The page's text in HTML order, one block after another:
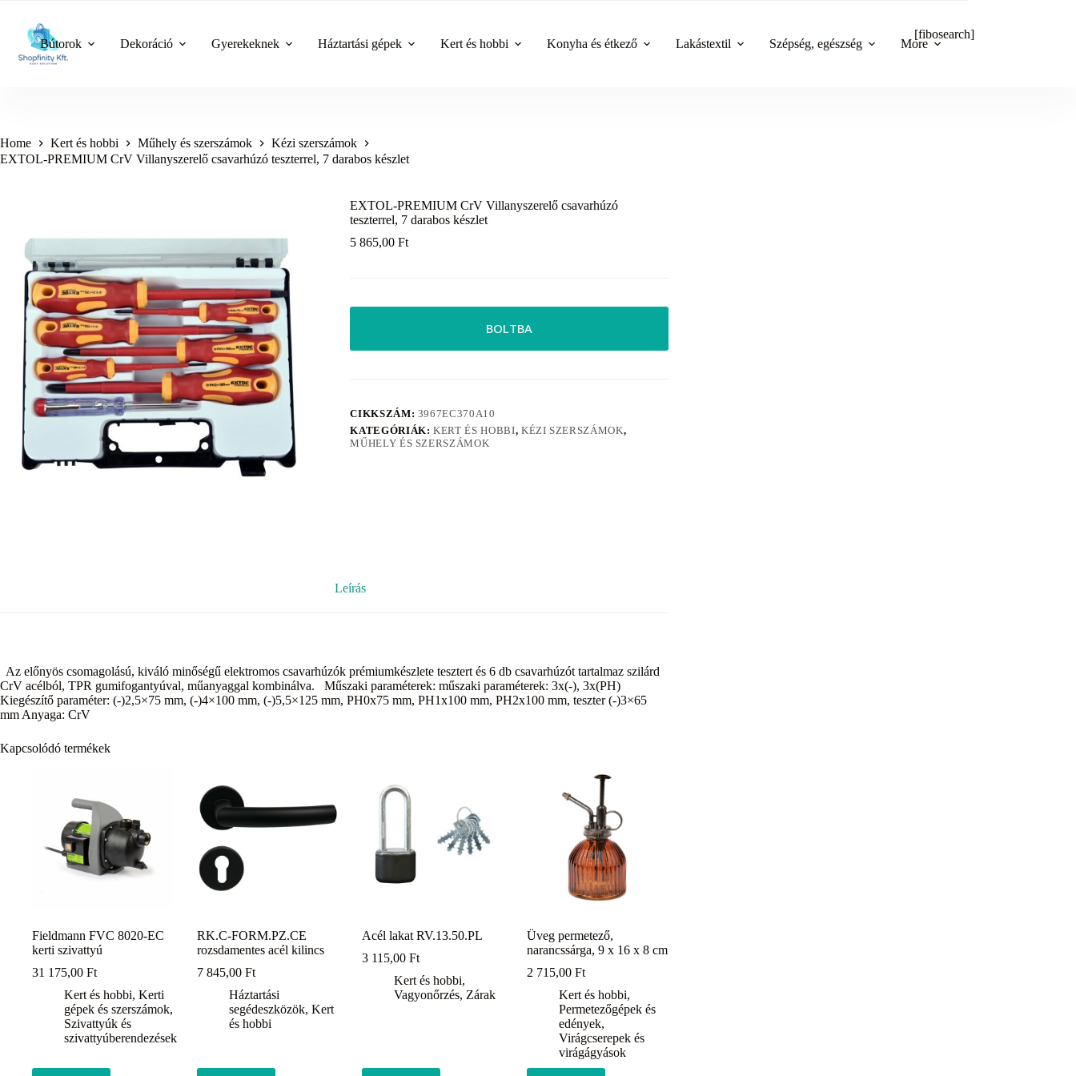
content
Bútorok Dekoráció Gyerekeknek Háztartási gépek Kert és hobbi Konyha és étkező Lakástextil Szépség, egészség More
[fibosearch]
Home Kert és hobbi Műhely és szerszámok
Kézi szerszámok
EXTOL-PREMIUM CrV Villanyszerelő csavarhúzó teszterrel, 7 darabos készlet
EXTOL-PREMIUM CrV Villanyszerelő csavarhúzó
teszterrel, 7 darabos készlet
5 865,00Ft
BOLTBA
CIKKSZÁM: 3967EC370A10
KATEGÓRIÁK:KERT ÉS HOBBI, KÉZI SZERSZÁMOK,
MŰHELY ÉS SZERSZÁMOK
Leírás
Az előnyös csomagolású, kiváló minőségű elektromos csavarhúzók prémiumkészlete tesztert és 6 db csavarhúzót tartalmaz szilárd
CrV acélból, TPR gumifogantyúval, műanyaggal kombinálva. Műszaki paraméterek: műszaki paraméterek: 3x(-), 3x(PH)
Kiegészítő paraméter: (-)2,5×75 mm, (-)4×100 mm, (-)5,5×125 mm, PH0x75 mm, PH1x100 mm, PH2x100 mm, teszter (-)3×65
mm Anyaga: CrV
Kapcsolódó termékek
Fieldmann FVC 8020-EC
kerti szivattyú
31 175,00 Ft
Kert és hobbi, Kerti
gépek és szerszámok,
Szivattyúk és
szivattyúberendezések
RK.C-FORM.PZ.CE
rozsdamentes acél kilincs
7 845,00Ft
Háztartási
segédeszközök,Kert
és hobbi
Acél lakat RV.13.50.PL
3 115,00Ft
Kert és hobbi,
Vagyonőrzés, Zárak
Üveg permetező,
narancssárga, 9 x 16 x 8 cm
2 715,00Ft
Kert és hobbi,
Permetezőgépek és
edények,
Virágcserepek és
virágágyások